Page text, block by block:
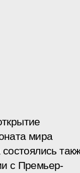
мира
с Премьер-